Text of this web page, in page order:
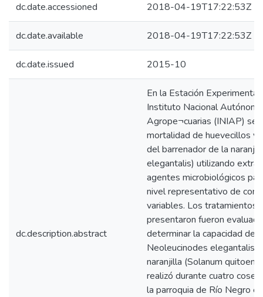
dc.date.accessioned 2018-04-19T17:22:53Z
dc.date.available 2018-04-19T17:22:53Z
dc.date.issued 2015-10
dc.description.abstract
En la Estación Experimental
Instituto Nacional
Agrope¬cuarias (INIAP) se
mortalidad de huevecillos y
del barrenador de la
elegantalis) utilizando
agentes microbiológicos
nivel representativo de
variables. Los tratamientos
presentaron fueron
determinar la capacidad de
Neoleucinodes elegantalis
naranjilla (Solanum
realizó durante cuatro
la parroquia de Río Negro